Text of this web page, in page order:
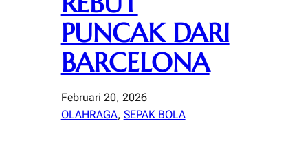
PUNCAK DARI
BARCELONA
Februari 20, 2026
OLAHRAGA, SEPAK BOLA